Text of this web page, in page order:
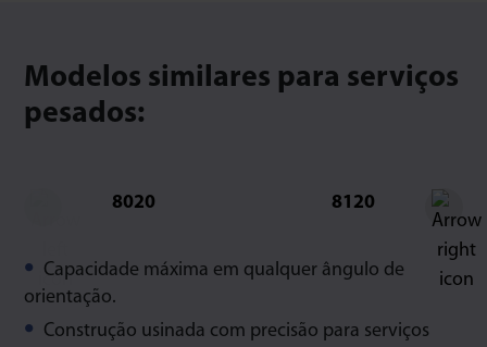
Modelos similares para serviços
pesados:
8020 8120
Capacidade máxima em qualquer ângulo de
orientação.
Construção usinada com precisão para serviços